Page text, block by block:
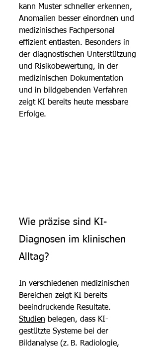
kann Muster schneller erkennen,
Anomalien besser einordnen und
medizinisches Fachpersonal
effizient entlasten. Besonders in
der diagnostischen Unterstützung
und Risikobewertung, in der
medizinischen Dokumentation
und in bildgebenden Verfahren
zeigt KI bereits heute messbare
Erfolge.
Wie präzise sind KI-
Diagnosen im klinischen
Alltag?
In verschiedenen medizinischen
Bereichen zeigt KI bereits
beeindruckende Resultate.
Studien belegen, dass KI-
gestützte Systeme bei der
Bildanalyse (z. B. Radiologie,